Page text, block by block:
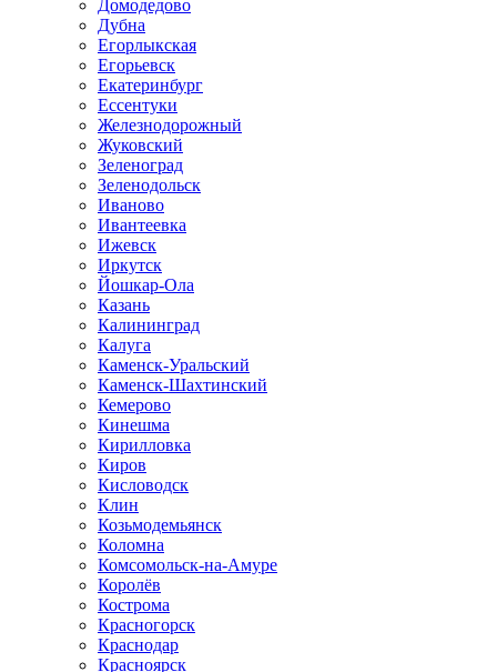
Домодедово
Дубна
Егорлыкская
Егорьевск
Екатеринбург
Ессентуки
Железнодорожный
Жуковский
Зеленоград
Зеленодольск
Иваново
Ивантеевка
Ижевск
Иркутск
Йошкар-Ола
Казань
Калининград
Калуга
Каменск-Уральский
Каменск-Шахтинский
Кемерово
Кинешма
Кирилловка
Киров
Кисловодск
Клин
Козьмодемьянск
Коломна
Комсомольск-на-Амуре
Королёв
Кострома
Красногорск
Краснодар
Красноярск